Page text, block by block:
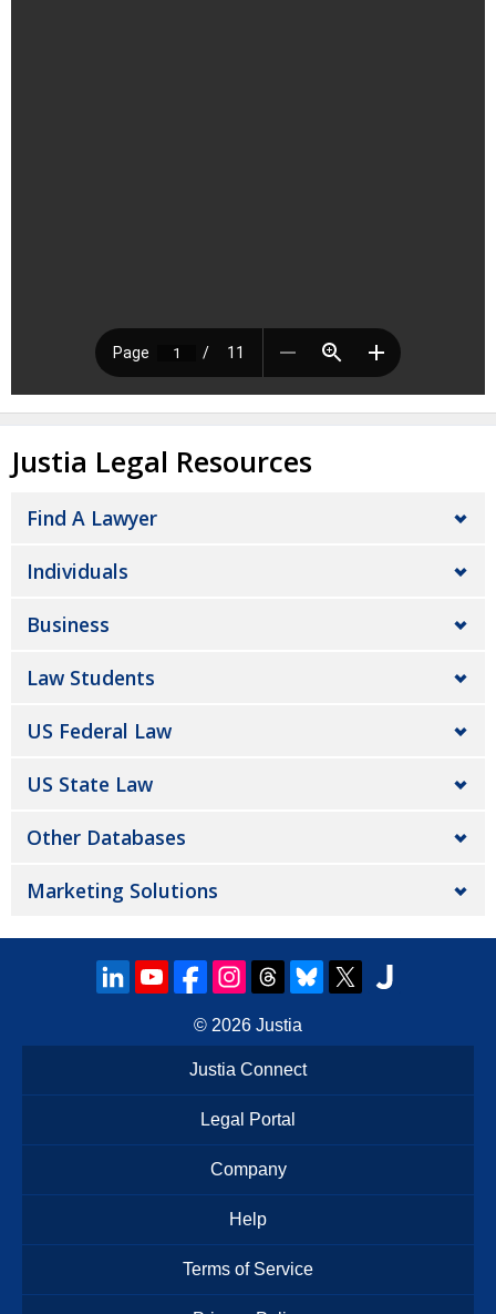
Justia Legal Resources
Find A Lawyer
Individuals
Business
Law Students
US Federal Law
US State Law
Other Databases
Marketing Solutions
© 2026 Justia
Justia Connect
Legal Portal
Company
Help
Terms of Service